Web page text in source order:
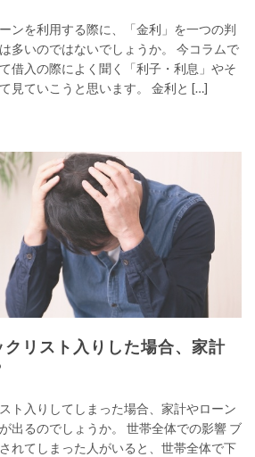
ンを利用する際に、「金利」を一つの判
多いのではないでしょうか。 今コラムで
借入の際によく聞く「利子・利息」やそ
見ていこうと思います。 金利と […]
リスト入りした場合、家計
ト入りしてしまった場合、家計やローン
出るのでしょうか。 世帯全体での影響 ブ
れてしまった人がいると、世帯全体で下